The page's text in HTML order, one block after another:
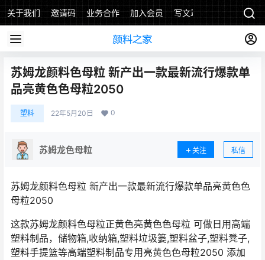
关于我们 邀请码 业务合作 加入会员 写文章
苏姆龙颜料色母粒 新产出一款最新流行爆款单
品亮黄色色母粒2050
塑料 22年5月20日 0
苏姆龙色母粒 关注 私信
苏姆龙颜料色母粒 新产出一款最新流行爆款单品亮黄色色
母粒2050
这款苏姆龙颜料色母粒正黄色亮黄色色母粒 可做日用高端
塑料制品，储物箱,收纳箱,塑料垃圾篓,塑料盆子,塑料凳子,
塑料手提篮等高端塑料制品专用亮黄色色母粒2050 添加